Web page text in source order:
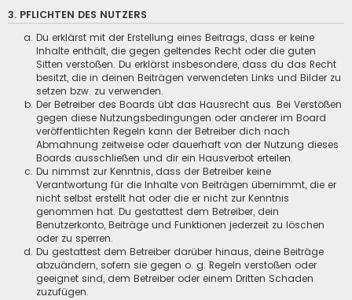
3. PFLICHTEN DES NUTZERS
Du erklärst mit der Erstellung eines Beitrags, dass er keine
Inhalte enthält, die gegen geltendes Recht oder die guten
Sitten verstoßen. Du erklärst insbesondere, dass du das Recht
besitzt, die in deinen Beiträgen verwendeten Links und Bilder zu
setzen bzw. zu verwenden.
Der Betreiber des Boards übt das Hausrecht aus. Bei Verstößen
gegen diese Nutzungsbedingungen oder anderer im Board
veröffentlichten Regeln kann der Betreiber dich nach
Abmahnung zeitweise oder dauerhaft von der Nutzung dieses
Boards ausschließen und dir ein Hausverbot erteilen.
Du nimmst zur Kenntnis, dass der Betreiber keine
Verantwortung für die Inhalte von Beiträgen übernimmt, die er
nicht selbst erstellt hat oder die er nicht zur Kenntnis
genommen hat. Du gestattest dem Betreiber, dein
Benutzerkonto, Beiträge und Funktionen jederzeit zu löschen
oder zu sperren.
Du gestattest dem Betreiber darüber hinaus, deine Beiträge
abzuändern, sofern sie gegen o. g. Regeln verstoßen oder
geeignet sind, dem Betreiber oder einem Dritten Schaden
zuzufügen.